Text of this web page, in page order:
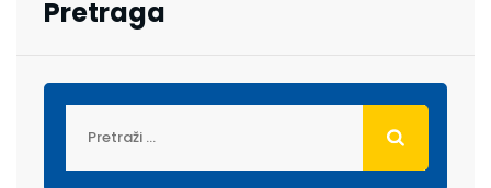
Pretraga